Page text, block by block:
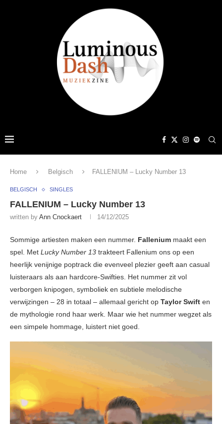
Home Belgisch FALLENIUM – Lucky Number 13
BELGISCH SINGLES
FALLENIUM – Lucky Number 13
written by Ann Cnockaert 14/12/2025
Sommige artiesten maken een nummer. Fallenium maakt een
spel. Met Lucky Number 13 trakteert Fallenium ons op een
heerlijk venijnige poptrack die evenveel plezier geeft aan casual
luisteraars als aan hardcore-Swifties. Het nummer zit vol
verborgen knipogen, symboliek en subtiele melodische
verwijzingen – 28 in totaal – allemaal gericht op Taylor Swift en
de mythologie rond haar werk. Maar wie het nummer wegzet als
een simpele hommage, luistert niet goed.